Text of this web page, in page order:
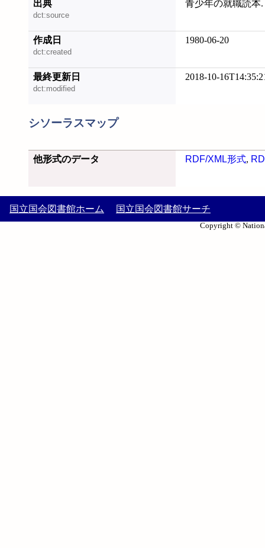
出典
dct:source
青少年の就職読本
作成日
dct:created
1980-06-20
最終更新日
dct:modified
2018-10-
シソーラスマップ
他形式のデータ RDF/XML形式,
国立国会図書館ホーム 国立国会図書館サーチ
Copyright ©